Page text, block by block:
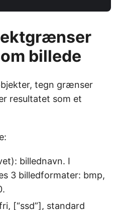
billede
tegn grænser
resultatet som et
billednavn. I
3 billedformater: bmp,
[“ssd”], standard